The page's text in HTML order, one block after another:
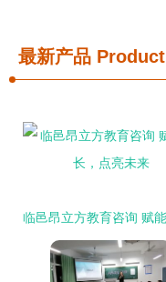
最新产品 Product